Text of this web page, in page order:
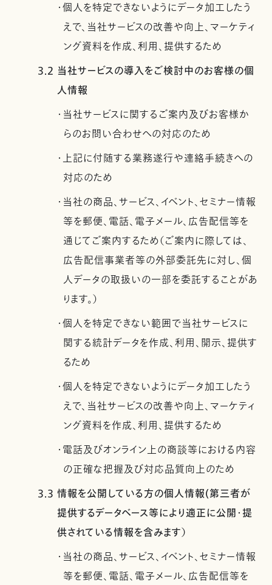
・個人を特定できないようにデータ加工したう
えで、当社サービスの改善や向上、マーケティ
ング資料を作成、利用、提供するため
3.2 当社サービスの導入をご検討中のお客様の個
人情報
・当社サービスに関するご案内及びお客様か
らのお問い合わせへの対応のため
・上記に付随する業務遂行や連絡手続きへの
対応のため
・当社の商品、サービス、イベント、セミナー情報
等を郵便、電話、電子メール、広告配信等を
通じてご案内するため（ご案内に際しては、
広告配信事業者等の外部委託先に対し、個
人データの取扱いの一部を委託することがあ
ります。）
・個人を特定できない範囲で当社サービスに
関する統計データを作成、利用、開示、提供す
るため
・個人を特定できないようにデータ加工したう
えで、当社サービスの改善や向上、マーケティ
ング資料を作成、利用、提供するため
・電話及びオンライン上の商談等における内容
の正確な把握及び対応品質向上のため
3.3 情報を公開している方の個人情報(第三者が
提供するデータベース等により適正に公開・提
供されている情報を含みます）
・当社の商品、サービス、イベント、セミナー情報
等を郵便、電話、電子メール、広告配信等を